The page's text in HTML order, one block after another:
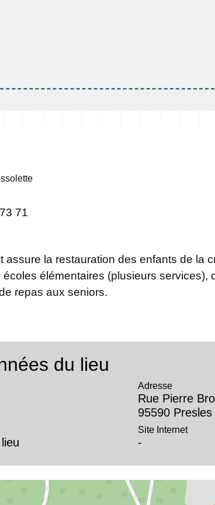
71
assure la restauration des enfants de la
écoles élémentaires (plusieurs services),
repas aux seniors.
du lieu
Adresse
Rue Pierre
95590 Presles
Site Internet
-